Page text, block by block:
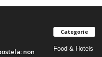
non
Categorie
Food & Hotels